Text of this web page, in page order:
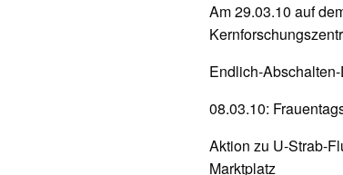
Am 29.03.10 auf
Endlich-
08.03.10:
Aktion zu U-Strab-
Marktplatz